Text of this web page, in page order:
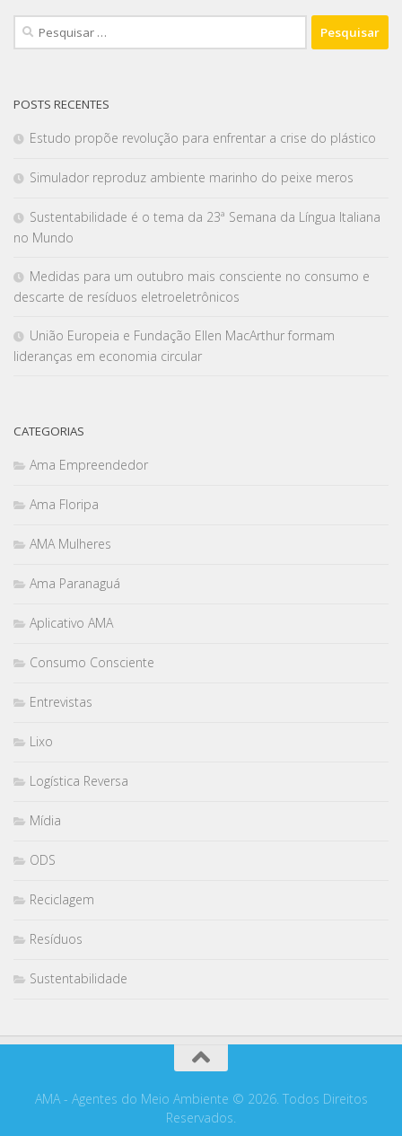
POSTS RECENTES
Estudo propõe revolução para enfrentar a crise do plástico
Simulador reproduz ambiente marinho do peixe meros
Sustentabilidade é o tema da 23ª Semana da Língua Italiana
no Mundo
Medidas para um outubro mais consciente no consumo e
descarte de resíduos eletroeletrônicos
União Europeia e Fundação Ellen MacArthur formam
lideranças em economia circular
CATEGORIAS
Ama Empreendedor
Ama Floripa
AMA Mulheres
Ama Paranaguá
Aplicativo AMA
Consumo Consciente
Entrevistas
Lixo
Logística Reversa
Mídia
ODS
Reciclagem
Resíduos
Sustentabilidade
AMA - Agentes do Meio Ambiente © 2026. Todos Direitos
Reservados.